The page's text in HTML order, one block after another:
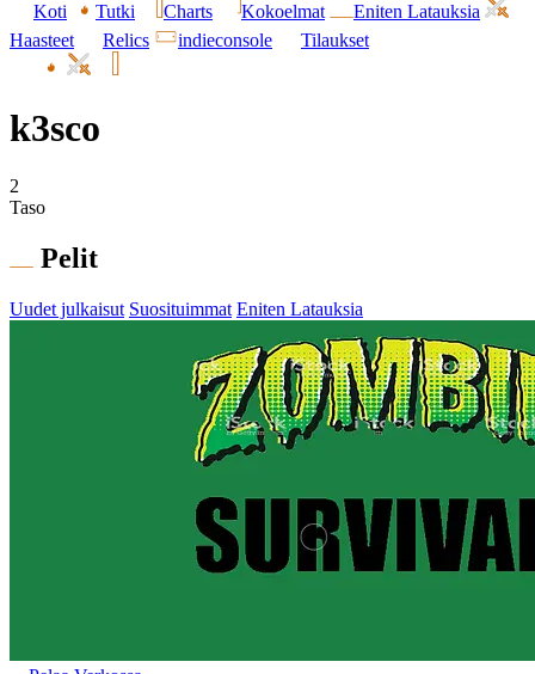
Koti
Tutki Charts Kokoelmat
Eniten Latauksia
Haasteet
Relics indieconsole Tilaukset
k3sco
2
Taso
Pelit
Uudet julkaisut Suosituimmat Eniten Latauksia